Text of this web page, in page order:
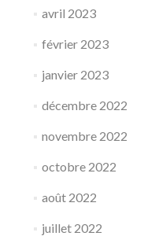
avril 2023
février 2023
janvier 2023
décembre 2022
novembre 2022
octobre 2022
août 2022
juillet 2022